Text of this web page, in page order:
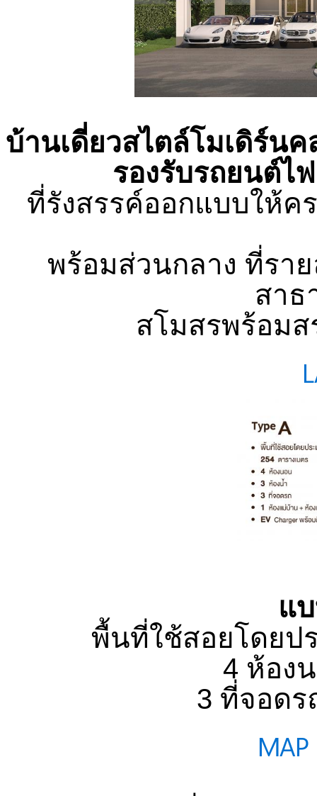
บ้านเดี่ยวสไตล์โมเดิร์น
รองรับรถยนต์ไ
ที่รังสรรค์ออกแบบให้ค
พร้อมส่วนกลาง ที่รา
สาธ
สโมสรพร้อม
แ
พื้นที่ใช้สอยโดยป
4 ห้อง
3 ที่จอด